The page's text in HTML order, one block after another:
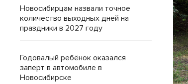
Новосибирцам назвали точное
количество выходных дней на
праздники в 2027 году
Годовалый ребёнок оказался
заперт в автомобиле в
Новосибирске